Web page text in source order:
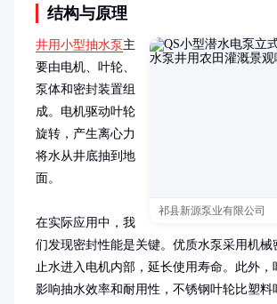
结构与原理
祁县新源泵业有限公司
井用小型抽水泵 主
要由电机、叶轮、
泵体和密封装置组
成。电机驱动叶轮
旋转，产生离心力
将水从井底抽到地
面。
在实际应用中，我
们发现密封性能是关键。优质水泵采用机械
止水进入电机内部，延长使用寿命。此外，
影响抽水效率和耐用性，不锈钢叶轮比塑料